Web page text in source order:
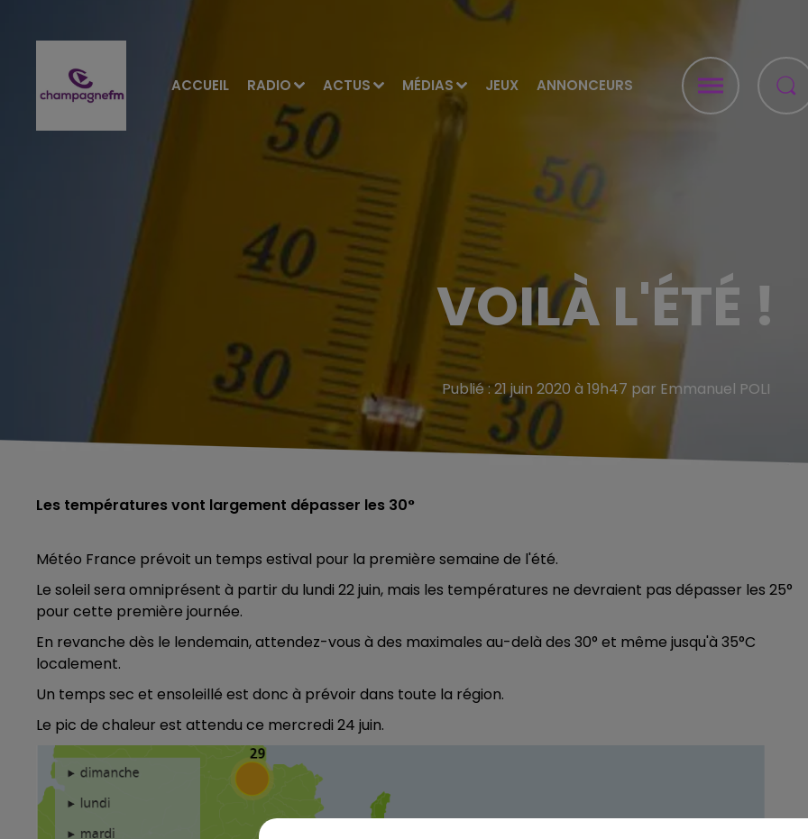
ACCUEIL RADIO ACTUS MÉDIAS JEUX ANNONCEURS
VOILÀ L'ÉTÉ !
Publié : 21 juin 2020 à 19h47 par Emmanuel POLI
Les températures vont largement dépasser les 30°
Météo France prévoit un temps estival pour la première semaine de l'été.
Le soleil sera omniprésent à partir du lundi 22 juin, mais les températures ne devraient pas dépasser les 25°
pour cette première journée.
En revanche dès le lendemain, attendez-vous à des maximales au-delà des 30° et même jusqu'à 35°C
localement.
Un temps sec et ensoleillé est donc à prévoir dans toute la région.
Le pic de chaleur est attendu ce mercredi 24 juin.